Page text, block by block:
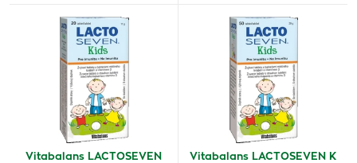
Vitabalans LACTOSEVEN
Vitabalans LACTOSEVEN K